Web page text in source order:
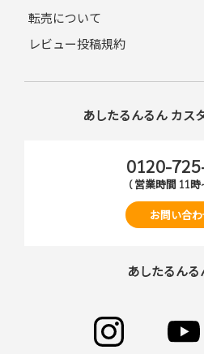
転売について
レビュー投稿規約
あしたるんるん カス
0120-
( 営業時間 11時
お問い合
あしたるんる